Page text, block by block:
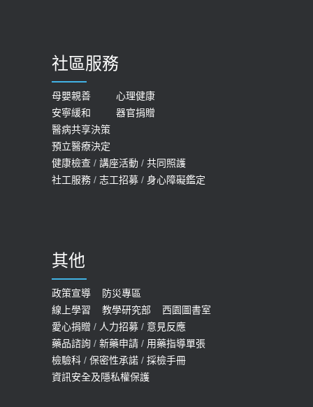
2026-05-21
女性必看國健署公費懶人包！這幾項檢
查完全免費 沒做虧大了
2026-05-14
膝蓋退化有9大部位 骨科醫坦言：不
一定得換人工關節
2019-10-08
20歲迪士尼男星因癲癇猝逝 老人小
孩最好發、醫師點出8大前兆
2019-07-09
預約
2022-01-07
114年【公費流感及新冠疫苗】門診
預約
2025-09-30
社區服務
母嬰親善
心理健康
安寧緩和
器官捐贈
醫病共享決策
預立醫療決定
健康檢查 / 講座活動 / 共同照護
社工服務 / 志工招募 / 身心障礙鑑定
其他
政策宣導
防災專區
線上學習
教學研究部
西園圖書室
愛心捐贈 / 人力招募 / 意見反應
藥品諮詢 / 新藥申請 / 用藥指導單張
檢驗科 / 保密性承諾 / 採檢手冊
資訊安全及隱私權保護